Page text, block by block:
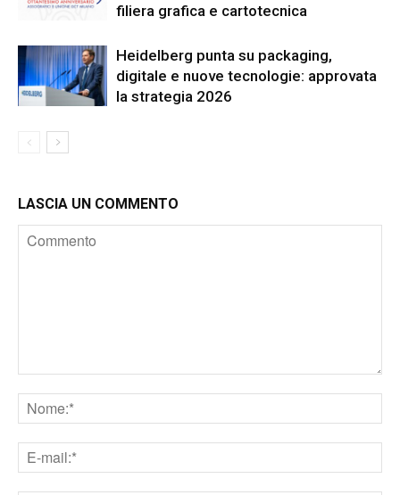
filiera grafica e cartotecnica
Heidelberg punta su packaging,
digitale e nuove tecnologie: approvata
la strategia 2026
LASCIA UN COMMENTO